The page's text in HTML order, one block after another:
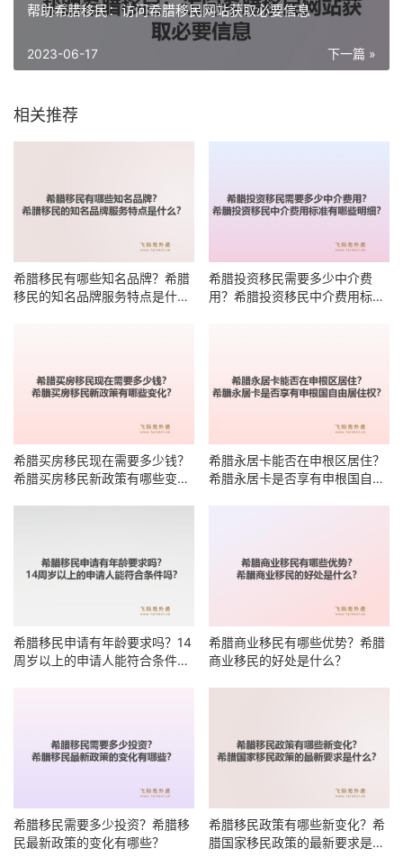
帮助希腊移民：访问希腊移民网站获取必要信息
下一篇 »
2023-06-17
相关推荐
希腊移民有哪些知名品牌？希腊
移民的知名品牌服务特点是什
希腊投资移民需要多少中介费
用？希腊投资移民中介费用标准
希腊买房移民现在需要多少钱？
希腊买房移民新政策有哪些变
希腊永居卡能否在申根区居住？
希腊永居卡是否享有申根国自由
希腊移民申请有年龄要求吗？14
周岁以上的申请人能符合条件
希腊商业移民有哪些优势？希腊
商业移民的好处是什么？
希腊移民需要多少投资？希腊移
民最新政策的变化有哪些？
希腊移民政策有哪些新变化？希
腊国家移民政策的最新要求是什